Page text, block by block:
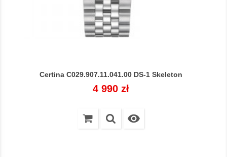
Certina C029.907.11.041.00 DS-1 Skeleton
Cena
4 990 zł
